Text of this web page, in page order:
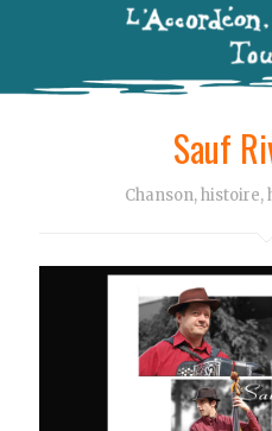
Sauf
Chanson, histoire,